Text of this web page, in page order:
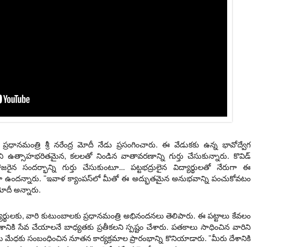
శ్రీ నరేంద్ర మోదీ నేడు ప్రసంగించారు. ఈ వేడుకకు ఉన్న భావోద్వేగ
ఉత్సాహభరితమైన, కలలతో నిండిన వాతావరణాన్ని గుర్తు చేసుకున్నారు. కొవిడ్‌
గుర్తు చేసుకుంటూ... పట్టభద్రులైన విద్యార్థులతో నేరుగా ఈ
ఉందన్నారు. "ఇవాళ క్యాంపస్‌లో మీతో ఈ అద్భుతమైన అనుభవాన్ని పంచుకోవటం
మోదీ అన్నారు.
వారి కుటుంబాలకు ప్రధానమంత్రి అభినందనలు తెలిపారు. ఈ పట్టాలు కేవలం
సేవ చేయాలనే బాధ్యతకు ప్రతీకలని స్పష్టం చేశారు. పతకాలు సాధించిన వారిని
మేధకు సంబంధించిన నూతన కార్యక్రమాల ప్రారంభాన్ని కొనియాడారు. "మీరు దేశానికి